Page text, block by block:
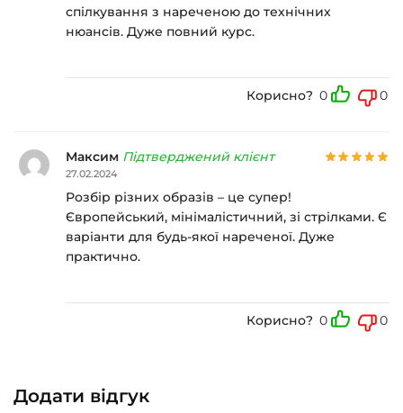
спілкування з нареченою до технічних
нюансів. Дуже повний курс.
Корисно? 0 0
Максим Підтверджений клієнт
27.02.2024
Розбір різних образів – це супер!
Європейський, мінімалістичний, зі стрілками. Є
варіанти для будь-якої нареченої. Дуже
практично.
Корисно? 0 0
Додати відгук